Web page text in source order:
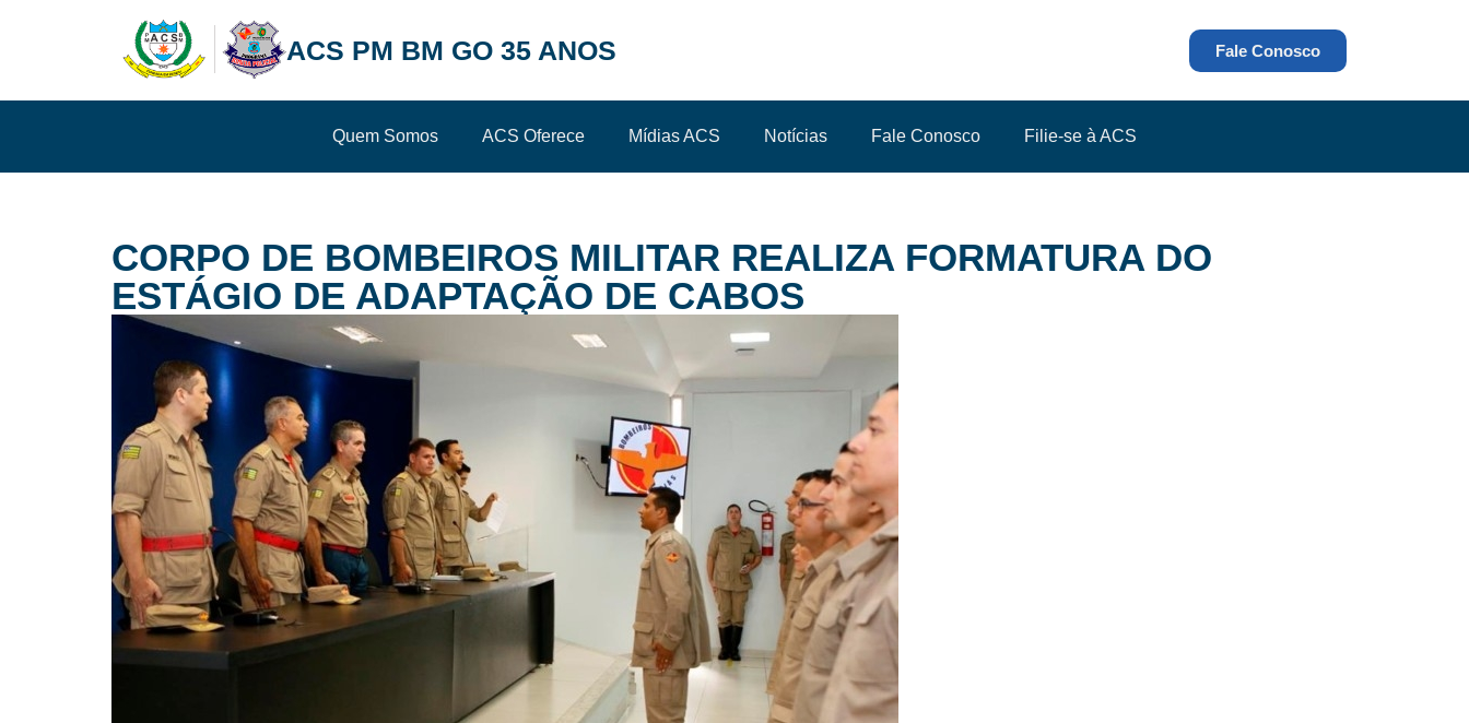
ACS PM BM GO 35 ANOS Fale Conosco
Quem Somos ACS Oferece Mídias ACS Notícias Fale Conosco Filie-se à ACS
CORPO DE BOMBEIROS MILITAR REALIZA FORMATURA DO
ESTÁGIO DE ADAPTAÇÃO DE CABOS